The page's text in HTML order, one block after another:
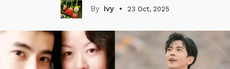
Ivy 23 Oct, 2025